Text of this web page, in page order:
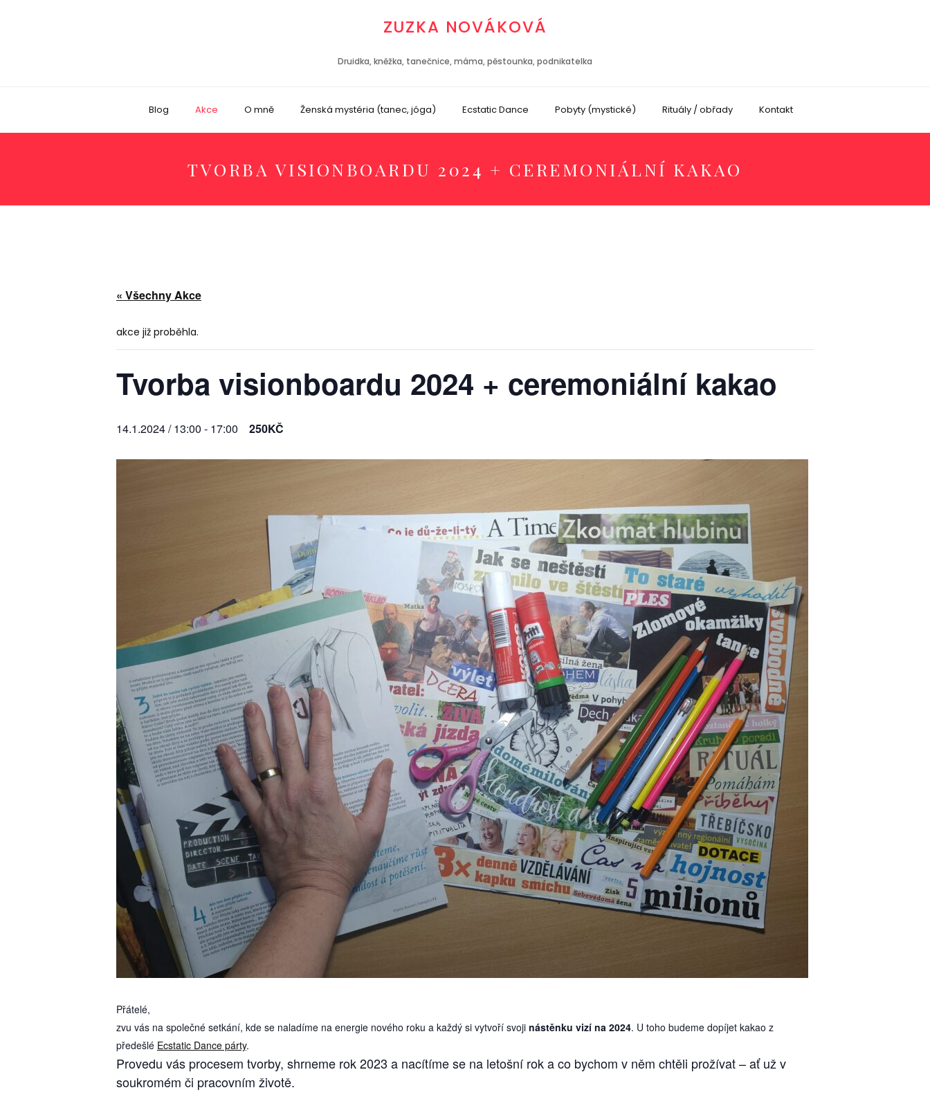
ZUZKA NOVÁKOVÁ
Druidka, kněžka, tanečnice, máma, pěstounka, podnikatelka
Blog Akce O mně Ženská mystéria (tanec, jóga) Ecstatic Dance Pobyty (mystické) Rituály / obřady Kontakt
TVORBA VISIONBOARDU 2024 + CEREMONIÁLNÍ KAKAO
« Všechny Akce
akce již proběhla.
Tvorba visionboardu 2024 + ceremoniální kakao
14.1.2024 / 13:00 - 17:00 250KČ
Přátelé,
zvu vás na společné setkání, kde se naladíme na energie nového roku a každý si vytvoří svoji nástěnku vizí na 2024. U toho budeme dopíjet kakao z
předešlé Ecstatic Dance párty.
Provedu vás procesem tvorby, shrneme rok 2023 a nacítíme se na letošní rok a co bychom v něm chtěli prožívat – ať už v
soukromém či pracovním životě.